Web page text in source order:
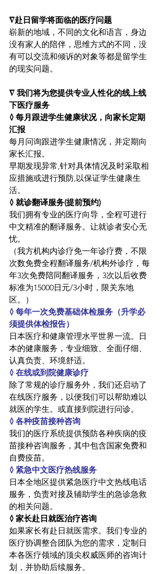
∇赴日留学将面临的医疗问题
崭新的地域，不同的文化和语言，身边
没有家人的陪伴，思维方式的不同，没
有可以交流和倾诉的对象等都是留学生
的现实问题。
∇ 我们将为您提供专业人性化的线上线
下医疗服务
◊ 每月跟进学生健康状况，向家长定期
汇报
每月问询跟进学生健康情况，并定期向
家长汇报。
早期发现异常,针对具体情况及时采取相
应措施或进行预防,以保证学生健康生
活。
◊ 就诊翻译服务(提前预约)
我们拥有专业的医疗向导，全程可进行
中文精准的翻译服务。让就诊者安心无
忧。
（我方机构内诊疗免一年诊疗费，不限
次数免费全程翻译服务/机构外诊疗，每
年3次免费陪同翻译服务，3次以后收费
标准为15000日元/3小时，限关东地
区。）
◊ 每年一次免费基础体检服务（升学必
须提供体检报告）
日本医疗和健康管理水平世界一流。日
本的健康服务，专业细致、全面仔细、
认真负责、环境舒适。
◊ 在线或到院健康诊疗
除了常规的诊疗服务外，我们还启动了
在线医疗服务，以便我们可以帮助难以
就医的学生。或直接到院进行问诊。
◊ 各种疫苗接种咨询
我们的医疗系统提供预防各种疾病的疫
苗接种咨询服务，其中包含国家免费和
自费疫苗。
◊ 紧急中文医疗热线服务
日本全地区提供紧急医疗中文热线电话
服务，负责对接及辅助学生的急诊急救
的相关问题。
◊ 家长赴日就医治疗咨询
如果家长有赴日就医需求。我们专业的
医疗协调整合团队为您的需求，定制日
本各医疗领域的顶尖权威医师的咨询计
划，并协助后续服务。